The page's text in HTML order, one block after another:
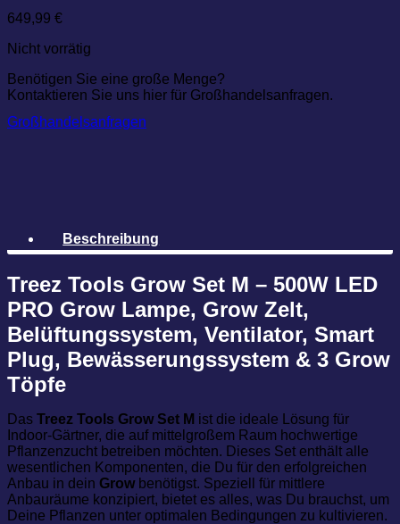
649,99 €
Nicht vorrätig
Benötigen Sie eine große Menge?
Kontaktieren Sie uns hier für Großhandelsanfragen.
Großhandelsanfragen
Beschreibung
Treez Tools Grow Set M – 500W LED
PRO Grow Lampe, Grow Zelt,
Belüftungssystem, Ventilator, Smart
Plug, Bewässerungssystem & 3 Grow
Töpfe
Das Treez Tools Grow Set M ist die ideale Lösung für
Indoor-Gärtner, die auf mittelgroßem Raum hochwertige
Pflanzenzucht betreiben möchten. Dieses Set enthält alle
wesentlichen Komponenten, die Du für den erfolgreichen
Anbau in dein Grow benötigst. Speziell für mittlere
Anbauräume konzipiert, bietet es alles, was Du brauchst, um
Deine Pflanzen unter optimalen Bedingungen zu kultivieren.